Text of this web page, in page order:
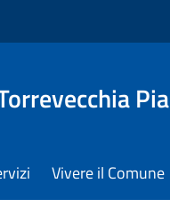
Pia
Vivere il Comune